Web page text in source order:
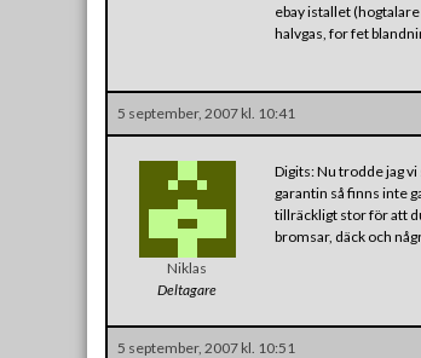
ebay istallet
halvgas, for fet
5 september, 2007 kl. 10:41
Niklas
Deltagare
Digits: Nu trodde jag
garantin så finns inte
tillräckligt stor för att
bromsar, däck och
5 september, 2007 kl. 10:51